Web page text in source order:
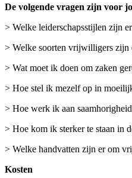
De volgende vragen zijn voor
> Welke leiderschapsstijlen zijn
> Welke soorten vrijwilligers zijn
> Wat moet ik doen om zaken
> Hoe stel ik mezelf op in
> Hoe werk ik aan
> Hoe kom ik sterker te staan in
> Welke handvatten zijn er om
Kosten